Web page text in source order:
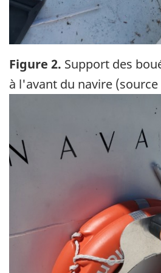
Figure 2. Support des
à l'avant du navire (source